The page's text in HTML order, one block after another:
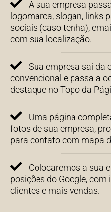
A sua empresa
logomarca, slogan, links
sociais (caso tenha),
com sua localização.
Sua empresa sai da
convencional e passa a
destaque no Topo da
Uma página
fotos de sua empresa,
para contato com mapa
Colocaremos a sua
posições do Google, com
clientes e mais vendas.